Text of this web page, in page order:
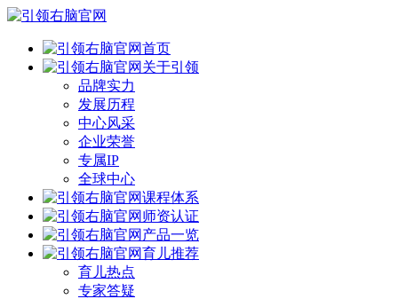
首页
关于引领
品牌实力
发展历程
中心风采
企业荣誉
专属IP
全球中心
课程体系
师资认证
产品一览
育儿推荐
育儿热点
专家答疑